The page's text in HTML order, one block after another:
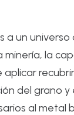
a un
la
del grano
al metal